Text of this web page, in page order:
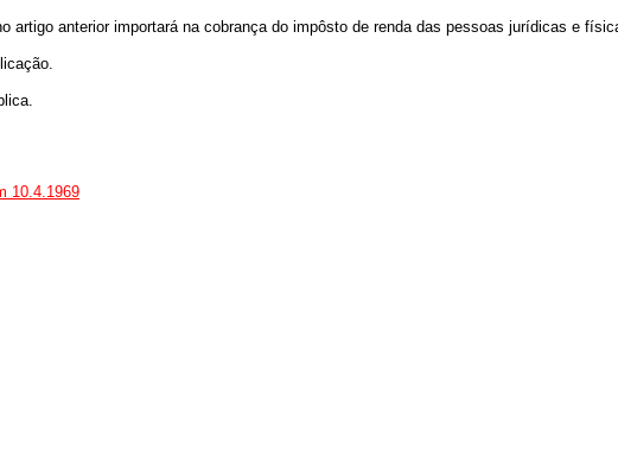
artigo anterior importará na cobrança do impôsto de renda das pessoas jurídicas e
10.4.1969